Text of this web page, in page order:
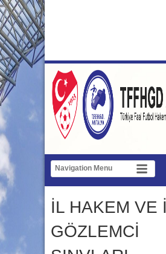
İL HAKEM VE
GÖZLEMCİ